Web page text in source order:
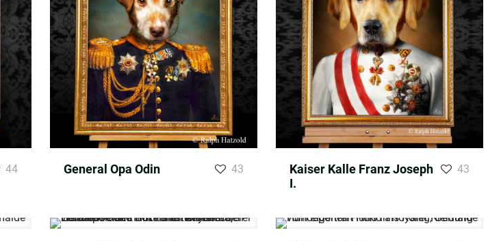
44 General Opa Odin 43
Kaiser Kalle Franz Joseph
I.
43